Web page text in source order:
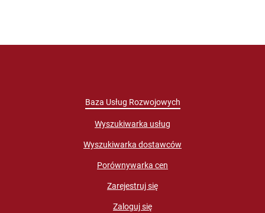
Baza Usług Rozwojowych
Wyszukiwarka usług
Wyszukiwarka dostawców
Porównywarka cen
Zarejestruj się
Zaloguj się